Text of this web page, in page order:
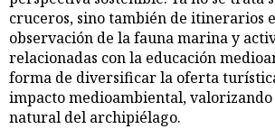
cruceros, sino también de itinerarios
observación de la fauna marina y
relacionadas con la educación
forma de diversificar la oferta
impacto medioambiental,
natural del archipiélago.